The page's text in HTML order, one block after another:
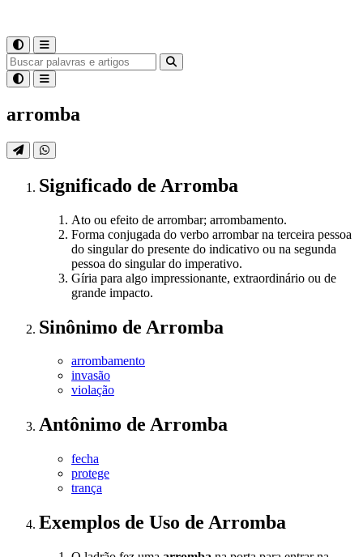
arromba
Significado de Arromba
Ato ou efeito de arrombar; arrombamento.
Forma conjugada do verbo arrombar na terceira pessoa
do singular do presente do indicativo ou na segunda
pessoa do singular do imperativo.
Gíria para algo impressionante, extraordinário ou de
grande impacto.
Sinônimo de Arromba
arrombamento
invasão
violação
Antônimo de Arromba
fecha
protege
trança
Exemplos de Uso de Arromba